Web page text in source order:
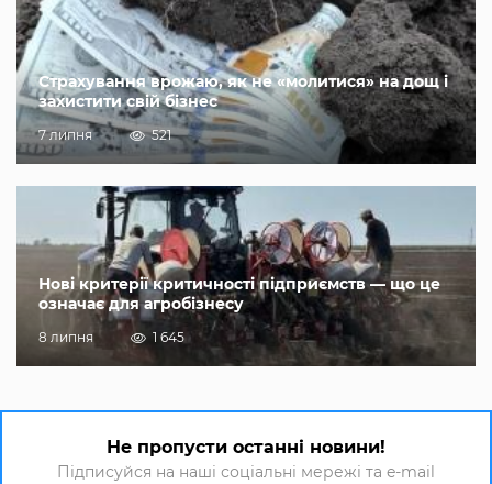
Страхування врожаю, як не «молитися» на дощ і
захистити свій бізнес
7 липня 521
Нові критерії критичності підприємств — що це
означає для агробізнесу
8 липня 1 645
Не пропусти останні новини!
Підписуйся на наші соціальні мережі та e-mail